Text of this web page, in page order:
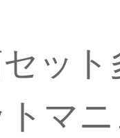
ッ
マ